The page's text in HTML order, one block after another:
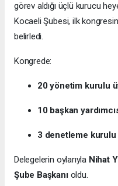
görev aldığı üçlü kurucu
Kocaeli Şubesi, ilk
belirledi.
Kongrede:
20 yönetim kurulu
10 başkan
3 denetleme
Delegelerin oylarıyla Nihat
Şube Başkanıoldu.